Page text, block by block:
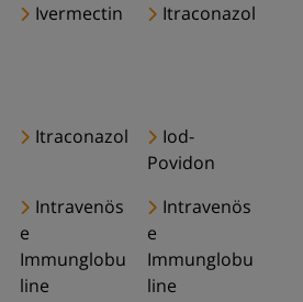
Ivermectin Itraconazol
Itraconazol
Iod-
Povidon
Intravenös
e
Immunglobu
line
Intravenös
e
Immunglobu
line